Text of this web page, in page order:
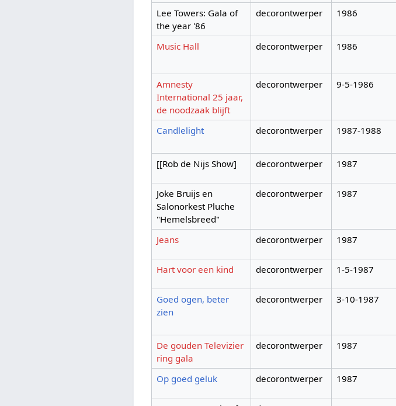
Lee Towers: Gala of
the year '86
decorontwerper 1986
Music Hall decorontwerper 1986
Amnesty
International 25 jaar,
de noodzaak blijft
decorontwerper 9-5-1986
Candlelight decorontwerper 1987-1988
[[Rob de Nijs Show] decorontwerper 1987
Joke Bruijs en
Salonorkest Pluche
"Hemelsbreed"
decorontwerper 1987
Jeans decorontwerper 1987
Hart voor een kind decorontwerper 1-5-1987
Goed ogen, beter
zien
decorontwerper 3-10-1987
De gouden Televizier
ring gala
decorontwerper 1987
Op goed geluk decorontwerper 1987